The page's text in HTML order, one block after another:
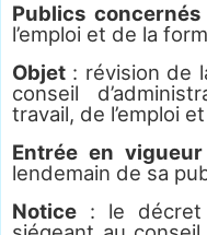
Publics concernés
l’emploi et de la
Objet : révision de
conseil
travail, de l’emploi
Entrée en vigueur
lendemain de sa
Notice : le décret